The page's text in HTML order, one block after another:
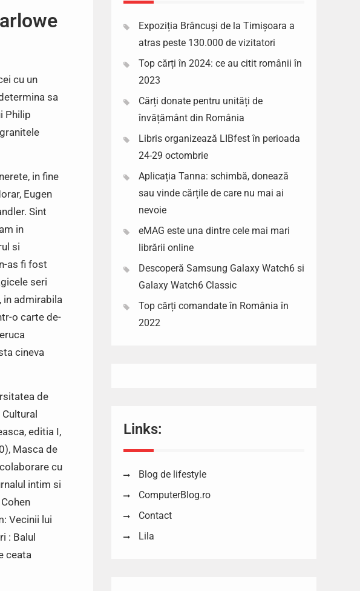
cu un
sa
Philip
in fine
Eugen
Sint
in
si
as fi fost
seri
in admirabila
o carte de-
cineva
de
editia I,
Masca de
cu
intim si
Vecinii lui
: Balul
ceata
Expoziția Brâncuși de la Timișoara a
atras peste 130.000 de vizitatori
Top cărți în 2024: ce au citit românii în
2023
Cărți donate pentru unități de
învățământ din România
Libris organizează LIBfest în perioada
24-29 octombrie
Aplicația Tanna: schimbă, donează
sau vinde cărțile de care nu mai ai
nevoie
eMAG este una dintre cele mai mari
librării online
Descoperă Samsung Galaxy Watch6 si
Galaxy Watch6 Classic
Top cărți comandate în România în
2022
Links:
Blog de lifestyle
ComputerBlog.ro
Contact
Lila